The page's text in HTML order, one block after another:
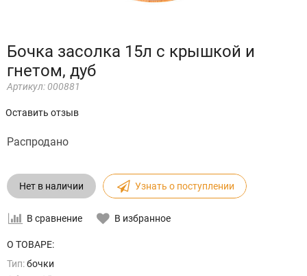
Бочка засолка 15л с крышкой и
гнетом, дуб
Артикул: 000881
Оставить отзыв
Распродано
Нет в наличии Узнать о поступлении
В сравнение В избранное
О ТОВАРЕ:
Тип:бочки